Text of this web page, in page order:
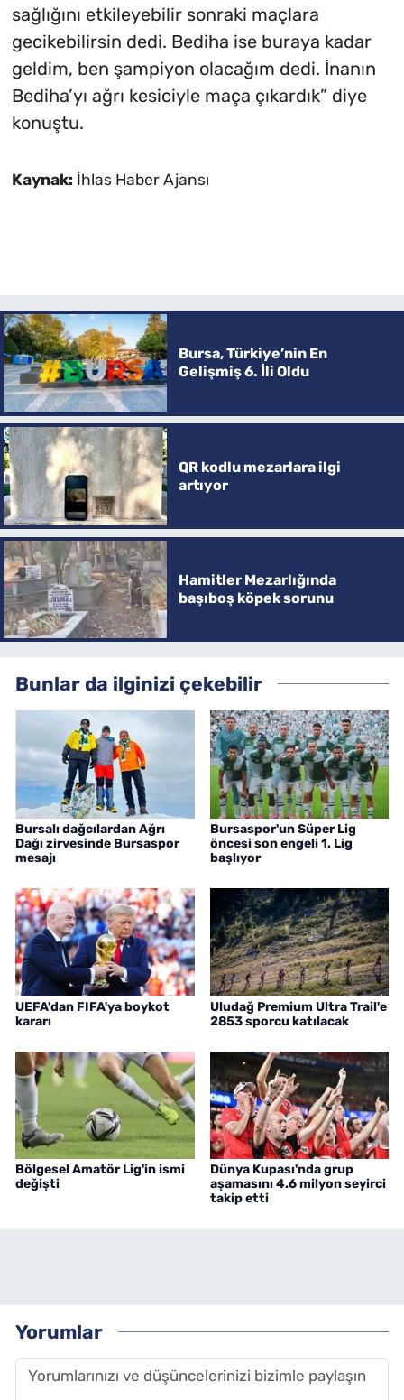
sağlığını etkileyebilir sonraki maçlara
gecikebilirsin dedi. Bediha ise buraya kadar
geldim, ben şampiyon olacağım dedi. İnanın
Bediha’yı ağrı kesiciyle maça çıkardık” diye
konuştu.
Kaynak: İhlas Haber Ajansı
Bursa, Türkiye’nin En
Gelişmiş 6. İli Oldu
QR kodlu mezarlara ilgi
artıyor
Hamitler Mezarlığında
başıboş köpek sorunu
Bunlar da ilginizi çekebilir
Bursalı dağcılardan Ağrı
Dağı zirvesinde Bursaspor
mesajı
Bursaspor'un Süper Lig
öncesi son engeli 1. Lig
başlıyor
UEFA'dan FIFA'ya boykot
kararı
Uludağ Premium Ultra Trail'e
2853 sporcu katılacak
Bölgesel Amatör Lig'in ismi
değişti
Dünya Kupası'nda grup
aşamasını 4.6 milyon seyirci
takip etti
Yorumlar